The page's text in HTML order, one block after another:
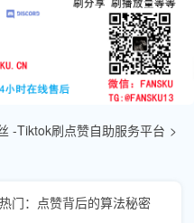
-Tiktok刷点赞自助服务平台
门：点赞背后的算法秘密